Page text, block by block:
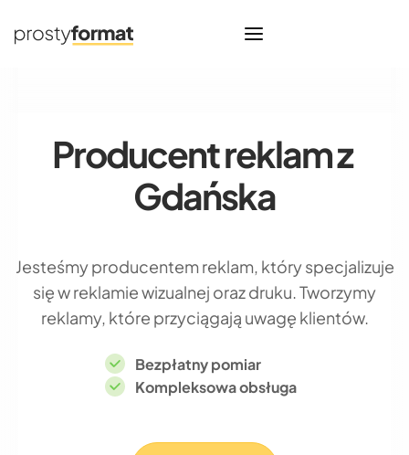
Producent reklam z
Gdańska
Jesteśmy producentem reklam, który specjalizuje
się w reklamie wizualnej oraz druku. Tworzymy
reklamy, które przyciągają uwagę klientów.
Bezpłatny pomiar
Kompleksowa obsługa